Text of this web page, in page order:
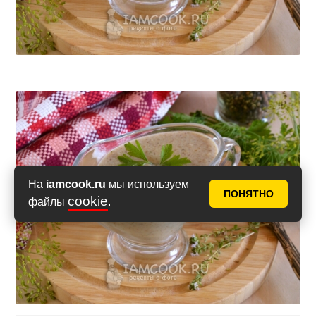
На iamcook.ru мы используем
файлы cookie.
ПОНЯТНО